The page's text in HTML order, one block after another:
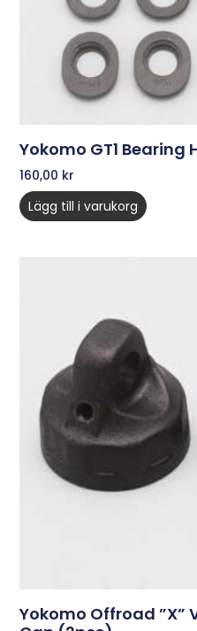
Yokomo GT1
160,00 kr
Lägg till i varukorg
Yokomo Offroad ”X”